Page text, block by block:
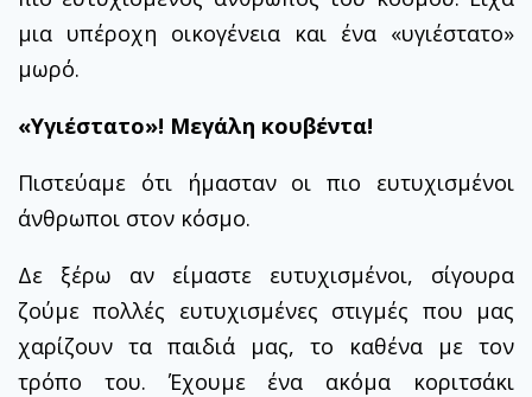
μια υπέροχη οικογένεια και ένα «υγιέστατο»
μωρό.
«Υγιέστατο»! Μεγάλη κουβέντα!
Πιστεύαμε ότι ήμασταν οι πιο ευτυχισμένοι
άνθρωποι στον κόσμο.
Δε ξέρω αν είμαστε ευτυχισμένοι, σίγουρα
ζούμε πολλές ευτυχισμένες στιγμές που μας
χαρίζουν τα παιδιά μας, το καθένα με τον
τρόπο του. Έχουμε ένα ακόμα κοριτσάκι